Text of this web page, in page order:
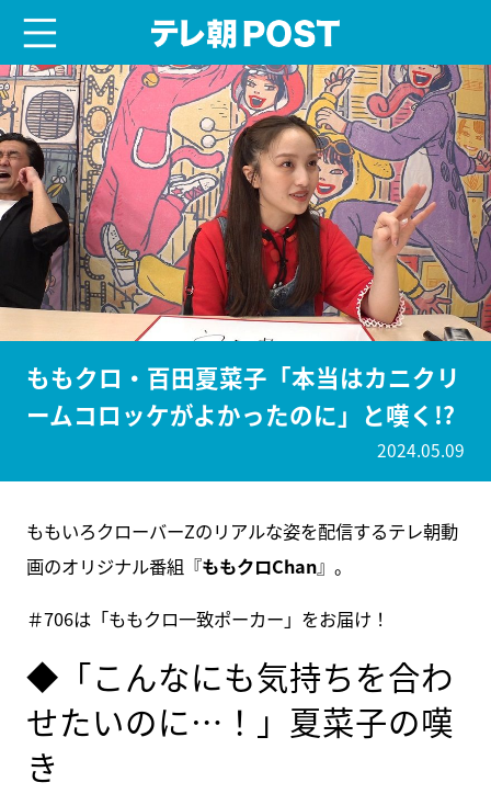
ももクロ・百田夏菜子「本当はカニクリ
ームコロッケがよかったのに」と嘆く!?
2024.05.09
ももいろクローバーZのリアルな姿を配信するテレ朝動
画のオリジナル番組『ももクロChan』。
＃706は「ももクロ一致ポーカー」をお届け！
◆「こんなにも気持ちを合わ
せたいのに…！」夏菜子の嘆
き